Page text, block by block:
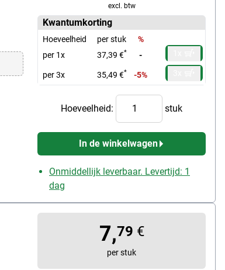
excl. btw
Kwantumkorting
Hoeveelheid per stuk
%
per 1x
37,39 €* -
per 3x 35,49 €* -5%
Hoeveelheid: stuk
In de winkelwagen
Onmiddellijk leverbaar. Levertijd: 1
dag
7,79 €
per stuk